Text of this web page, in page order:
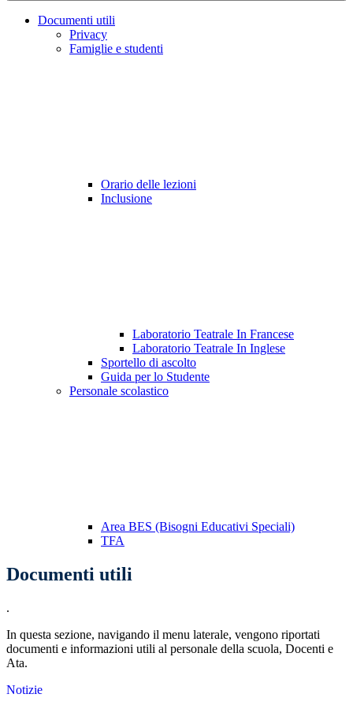
Documenti utili
Privacy
Famiglie e studenti
Orario delle lezioni
Inclusione
Laboratorio Teatrale In Francese
Laboratorio Teatrale In Inglese
Sportello di ascolto
Guida per lo Studente
Personale scolastico
Area BES (Bisogni Educativi Speciali)
TFA
Documenti utili
.
In questa sezione, navigando il menu laterale, vengono riportati
documenti e informazioni utili al personale della scuola, Docenti e
Ata.
Notizie